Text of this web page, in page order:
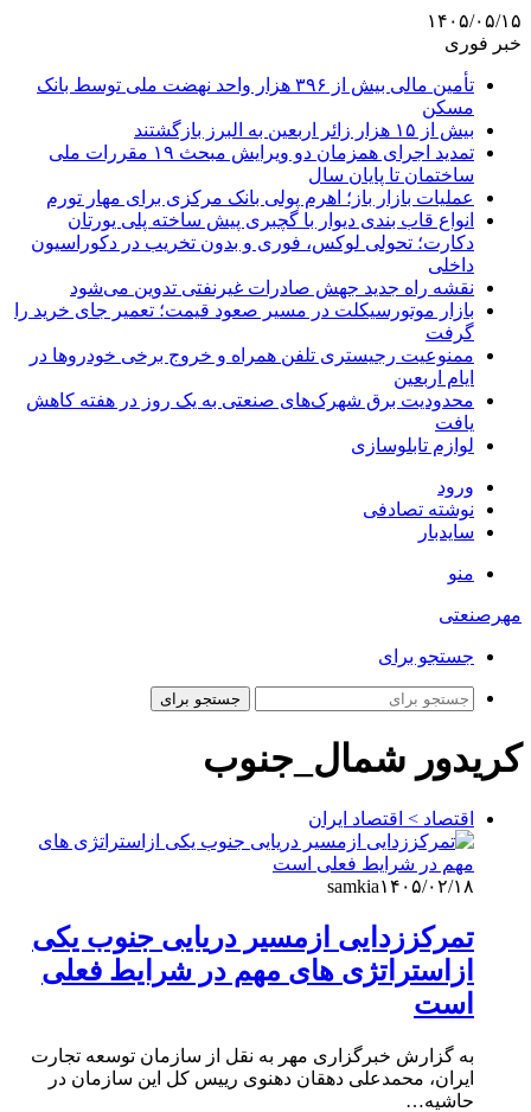
۱۴۰۵/۰۵/۱۵
خبر فوری
تأمین مالی بیش از ۳۹۶ هزار واحد نهضت ملی توسط بانک
مسکن
بیش از ۱۵ هزار زائر اربعین به البرز بازگشتند
تمدید اجرای همزمان دو ویرایش مبحث ۱۹ مقررات ملی
ساختمان تا پایان سال
عملیات بازار باز؛ اهرم پولی بانک مرکزی برای مهار تورم
انواع قاب بندی دیوار با گچبری پیش ساخته پلی یورتان
دکارت؛ تحولی لوکس، فوری و بدون تخریب در دکوراسیون
داخلی
نقشه راه جدید جهش صادرات غیرنفتی تدوین می‌شود
بازار موتورسیکلت در مسیر صعود قیمت؛ تعمیر جای خرید را
گرفت
ممنوعیت رجیستری تلفن همراه و خروج برخی خودروها در
ایام اربعین
محدودیت برق شهرک‌های صنعتی به یک روز در هفته کاهش
یافت
لوازم تابلوسازی
ورود
نوشته تصادفی
سایدبار
منو
مهرصنعتی
جستجو برای
جستجو برای
کریدور شمال_جنوب
اقتصاد > اقتصاد ایران
samkia۱۴۰۵/۰۲/۱۸
تمرکززدایی ازمسیر دریایی جنوب یکی
ازاستراتژی های مهم در شرایط فعلی
است
به گزارش خبرگزاری مهر به نقل از سازمان توسعه تجارت
ایران، محمدعلی دهقان دهنوی رییس کل این سازمان در
حاشیه…